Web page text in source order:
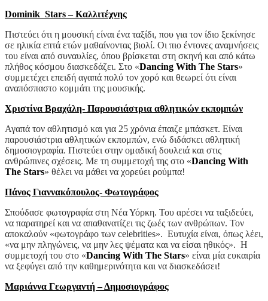
Dominik Stars – Καλλιτέχνης
Πιστεύει ότι η μουσική είναι ένα ταξίδι, που για τον ίδιο ξεκίνησε
σε ηλικία επτά ετών μαθαίνοντας βιολί. Οι πιο έντονες αναμνήσεις
του είναι από συναυλίες, όπου βρίσκεται στη σκηνή και από κάτω
πλήθος κόσμου διασκεδάζει. Στο «Dancing With The Stars»
συμμετέχει επειδή αγαπά πολύ τον χορό και θεωρεί ότι είναι
αναπόσπαστο κομμάτι της μουσικής.
Χριστίνα Βραχάλη- Παρουσιάστρια αθλητικών εκπομπών
Αγαπά τον αθλητισμό και για 25 χρόνια έπαιζε μπάσκετ. Είναι
παρουσιάστρια αθλητικών εκπομπών, ενώ διδάσκει αθλητική
δημοσιογραφία. Πιστεύει στην ομαδική δουλειά και στις
ανθρώπινες σχέσεις. Με τη συμμετοχή της στο «Dancing With
The Stars» θέλει να μάθει να χορεύει ρούμπα!
Πάνος Γιαννακόπουλος- Φωτογράφος
Σπούδασε φωτογραφία στη Νέα Υόρκη. Του αρέσει να ταξιδεύει,
να παρατηρεί και να απαθανατίζει τις ζωές των ανθρώπων. Τον
αποκαλούν «φωτογράφο των celebrities». Ευτυχία είναι, όπως λέει,
«να μην πληγώνεις, να μην λες ψέματα και να είσαι ηθικός». Η
συμμετοχή του στο «Dancing With The Stars» είναι μία ευκαιρία
να ξεφύγει από την καθημερινότητα και να διασκεδάσει!
Μαριάννα Γεωργαντή – Δημοσιογράφος